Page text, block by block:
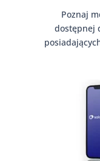
Poznaj
dostępnej